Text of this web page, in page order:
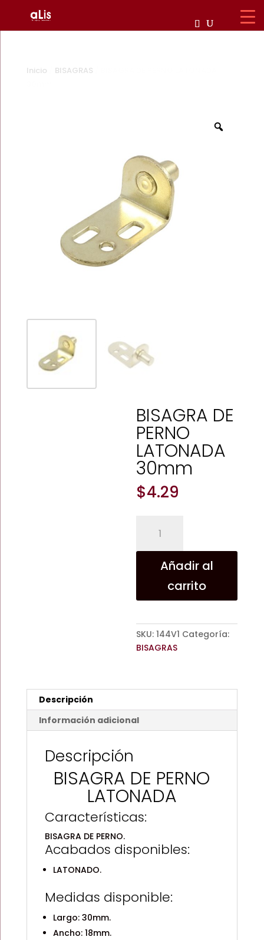
Inicio BISAGRAS
BISAGRA DE
PERNO
LATONADA
30mm
$4.29
PERNO
LATONADA
cantidad
Añadir al
carrito
SKU:144V1 Categoría:
BISAGRAS
Descripción
Información adicional
Descripción
BISAGRA DE PERNO
LATONADA
Características:
BISAGRA DE PERNO.
Acabados disponibles:
LATONADO.
Medidas disponible:
Largo: 30mm.
Ancho: 18mm.